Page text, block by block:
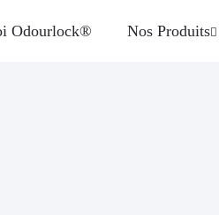
Odourlock® Nos Produits